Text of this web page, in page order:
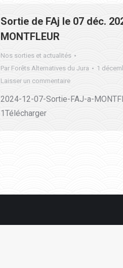
Sortie de FAj le 07 déc.
MONTFLEUR
Nos sorties et actualités
Par Forêts Alternatives du Jura
1
Laisser un commentaire
2024-12-07-Sortie-FAJ-a-
1Télécharger